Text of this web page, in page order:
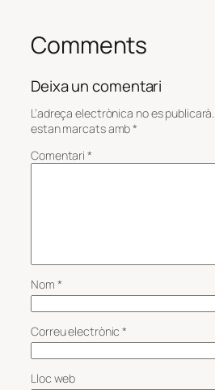
Comments
Deixa un comentari
L’adreça electrònica no es publicarà.
estan marcats amb*
Comentari*
Nom *
Correu electrònic*
Lloc web